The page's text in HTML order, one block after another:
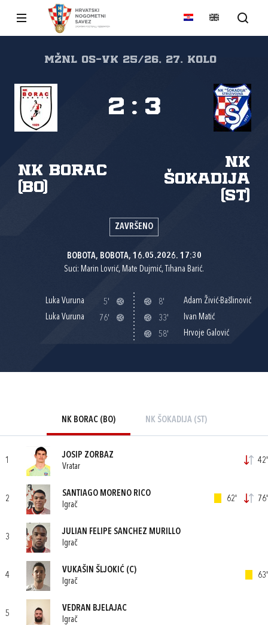
MŽNL Os-Vk 25/26, 27. kolo
NK Borac
(Bo)
NK
Šokadija
(St)
2 : 3
ZAVRŠENO
BOBOTA, BOBOTA, 16.05.2026. 17:30
Suci: Marin Lovrić, Mate Dujmić, Tihana Barić.
Luka Vuruna
5'
Luka Vuruna
76'
8'
Adam Živić-Bašlinović
33'
Ivan Matić
58'
Hrvoje Galović
NK BORAC (BO) NK ŠOKADIJA (ST)
1
JOSIP ZORBAZ
Vratar
42'
2
SANTIAGO MORENO RICO
Igrač
62' 76'
3
JULIAN FELIPE SANCHEZ MURILLO
Igrač
4
VUKAŠIN ŠLJOKIĆ (C)
Igrač
63'
5
VEDRAN BJELAJAC
Igrač